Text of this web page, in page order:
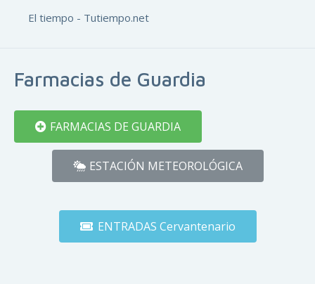
El tiempo - Tutiempo.net
Farmacias de Guardia
FARMACIAS DE GUARDIA
ESTACIÓN METEOROLÓGICA
ENTRADAS Cervantenario